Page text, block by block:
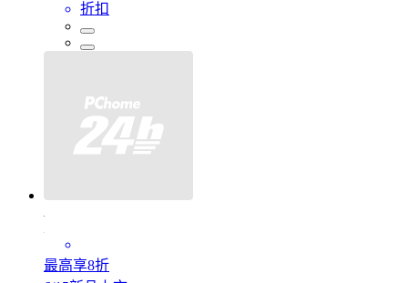
折扣
最高享8折